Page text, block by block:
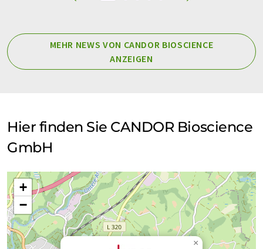
MEHR NEWS VON CANDOR BIOSCIENCE
ANZEIGEN
Hier finden Sie CANDOR Bioscience
GmbH
×
+
−